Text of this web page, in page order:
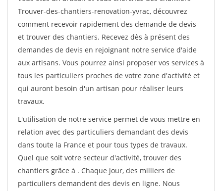
Trouver-des-chantiers-renovation-yvrac, découvrez
comment recevoir rapidement des demande de devis
et trouver des chantiers. Recevez dès à présent des
demandes de devis en rejoignant notre service d'aide
aux artisans. Vous pourrez ainsi proposer vos services à
tous les particuliers proches de votre zone d'activité et
qui auront besoin d'un artisan pour réaliser leurs
travaux.
L'utilisation de notre service permet de vous mettre en
relation avec des particuliers demandant des devis
dans toute la France et pour tous types de travaux.
Quel que soit votre secteur d'activité, trouver des
chantiers grâce à . Chaque jour, des milliers de
particuliers demandent des devis en ligne. Nous